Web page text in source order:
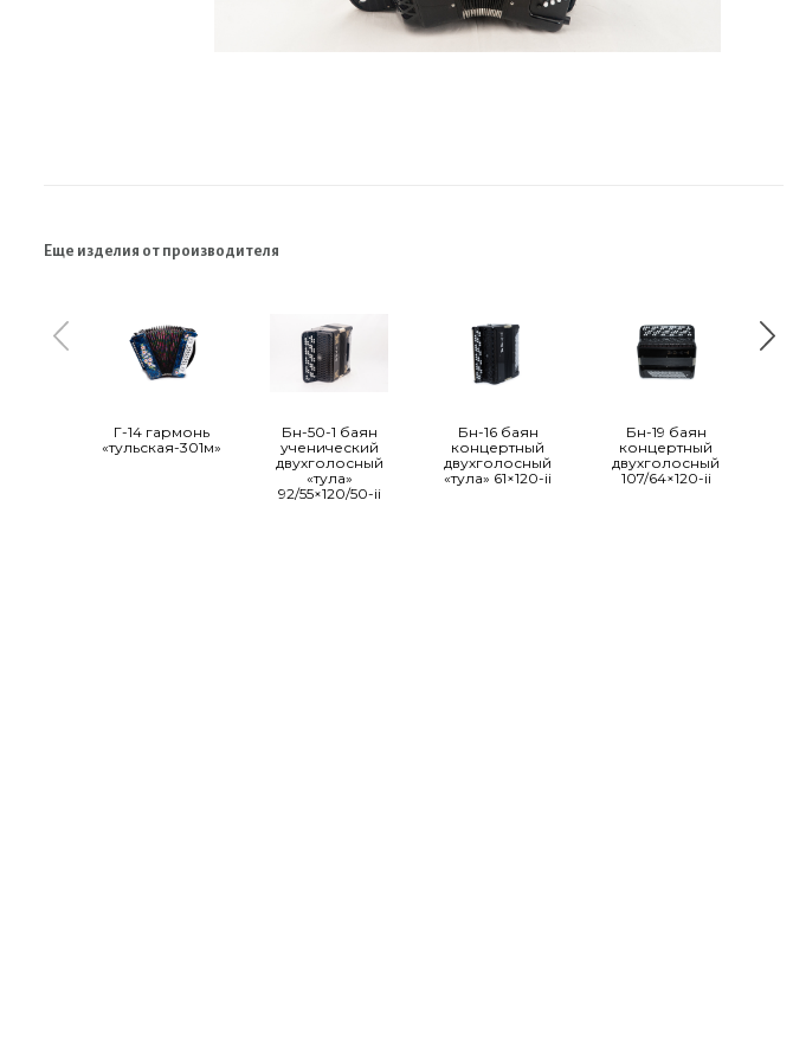
Еще изделия от производителя
Г-14 гармонь
«тульская-301м»
Бн-50-1 баян
ученический
двухголосный
«тула»
92/55×120/50-ii
Бн-16 баян
концертный
двухголосный
«тула» 61×120-ii
Бн-19 баян
концертный
двухголосный
107/64×120-ii